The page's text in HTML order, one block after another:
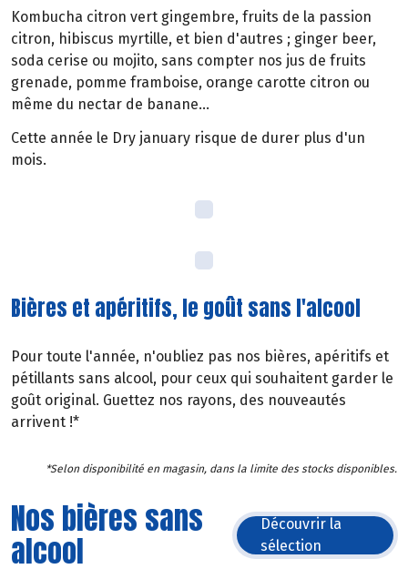
Kombucha citron vert gingembre, fruits de la passion
citron, hibiscus myrtille, et bien d'autres ; ginger beer,
soda cerise ou mojito, sans compter nos jus de fruits
grenade, pomme framboise, orange carotte citron ou
même du nectar de banane...
Cette année le Dry january risque de durer plus d'un
mois.
Bières et apéritifs, le goût sans l'alcool
Pour toute l'année, n'oubliez pas nos bières, apéritifs et
pétillants sans alcool, pour ceux qui souhaitent garder le
goût original. Guettez nos rayons, des nouveautés
arrivent !*
*Selon disponibilité en magasin, dans la limite des stocks disponibles.
Nos bières sans
alcool
Découvrir la
sélection